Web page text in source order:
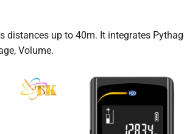
distances up to 40m. It integrates
Volume.